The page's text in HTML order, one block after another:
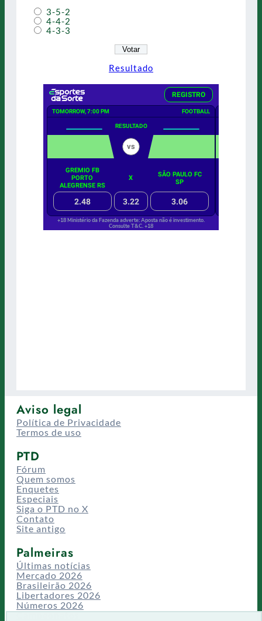
3-5-2
4-4-2
4-3-3
Resultado
Aviso legal
Política de Privacidade
Termos de uso
PTD
Fórum
Quem somos
Enquetes
Especiais
Siga o PTD no X
Contato
Site antigo
Palmeiras
Últimas notícias
Mercado 2026
Brasileirão 2026
Libertadores 2026
Números 2026
Campeonatos